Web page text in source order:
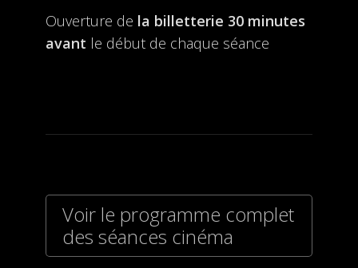
Ouverture de la billetterie 30 minutes
avant le début de chaque séance
Voir le programme complet
des séances cinéma